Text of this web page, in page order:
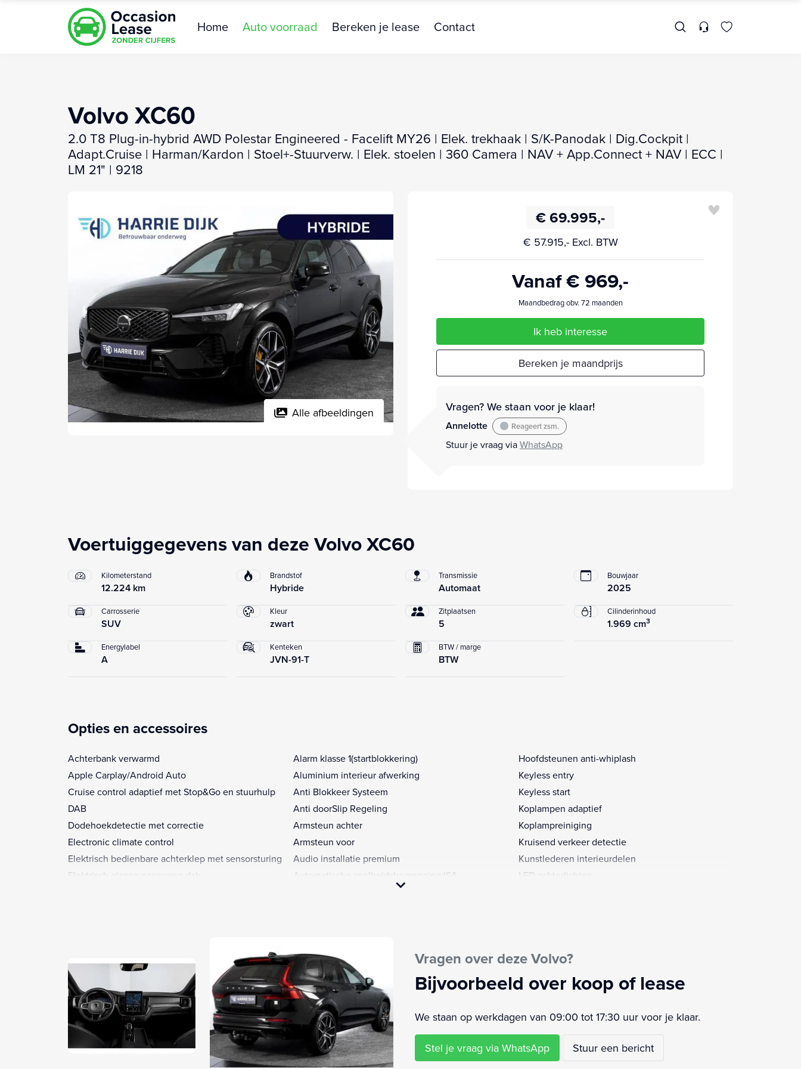
Home Auto voorraad Bereken je lease Contact
Volvo XC60
2.0 T8 Plug-in-hybrid AWD Polestar Engineered - Facelift MY26 | Elek. trekhaak | S/K-Panodak | Dig.Cockpit |
Adapt.Cruise | Harman/Kardon | Stoel+-Stuurverw. | Elek. stoelen | 360 Camera | NAV + App.Connect + NAV | ECC |
LM 21" | 9218
Alle afbeeldingen
€ 69.995,-
€ 57.915,- Excl. BTW
Vanaf € 969,-
Maandbedrag obv. 72 maanden
Ik heb interesse
Bereken je maandprijs
Vragen? We staan voor je klaar!
Annelotte Reageert zsm.
Stuur je vraag viaWhatsApp
Voertuiggegevens van deze Volvo XC60
Kilometerstand
12.224 km
Brandstof
Hybride
Transmissie
Automaat
Bouwjaar
2025
Carrosserie
SUV
Kleur
zwart
Zitplaatsen
5
Cilinderinhoud
1.969 cm3
Energylabel
A
Kenteken
JVN-91-T
BTW / marge
BTW
Opties en accessoires
Achterbank verwarmd
Apple Carplay/Android Auto
Cruise control adaptief met Stop&Go en stuurhulp
DAB
Dodehoekdetectie met correctie
Electronic climate control
Elektrisch bedienbare achterklep met sensorsturing
Elektrisch glazen panorama-dak
Navigatiesysteem full map
Parkeersensor achter
Parkeersensor voor
Rondomzicht camera
Stuur verwarmd
Alarm klasse 1(startblokkering)
Aluminium interieur afwerking
Anti Blokkeer Systeem
Anti doorSlip Regeling
Armsteun achter
Armsteun voor
Audio installatie premium
Automatische snelheidsbegrenzing ISA
Autonomous Emergency Braking
Bluetooth
Boordcomputer
Bots herkenning systeem
Bots waarschuwing systeem
Brake Assist System
Buitenspiegel(s) automatisch dimmend
Buitenspiegels elektrisch inklapbaar
Hoofdsteunen anti-whiplash
Keyless entry
Keyless start
Koplampen adaptief
Koplampreiniging
Kruisend verkeer detectie
Kunstlederen interieurdelen
LED achterlichten
Multimedia-voorbereiding
Oplaadmogelijkheid
Regensensor
Rijstrooksensor met correctie
Roll Stability Control
Ruitensproeiers/wisserbladen verwarmbaar
Vragen over deze Volvo?
Bijvoorbeeld over koop of lease
We staan op werkdagen van 09:00 tot 17:30 uur voor je klaar.
Stel je vraag via WhatsApp Stuur een bericht